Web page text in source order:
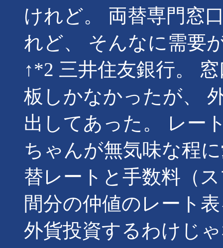
けれど。 両替専門窓
れど、 そんなに需要
↑*2 三井住友銀行。
板しかなかったが、
出してあった。 レー
ちゃんが無気味な程
替レートと手数料（
間分の仲値のレート
外貨投資するわけじ